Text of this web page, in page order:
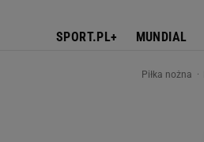
SPORT.PL+ MUNDIAL
Piłka nożna